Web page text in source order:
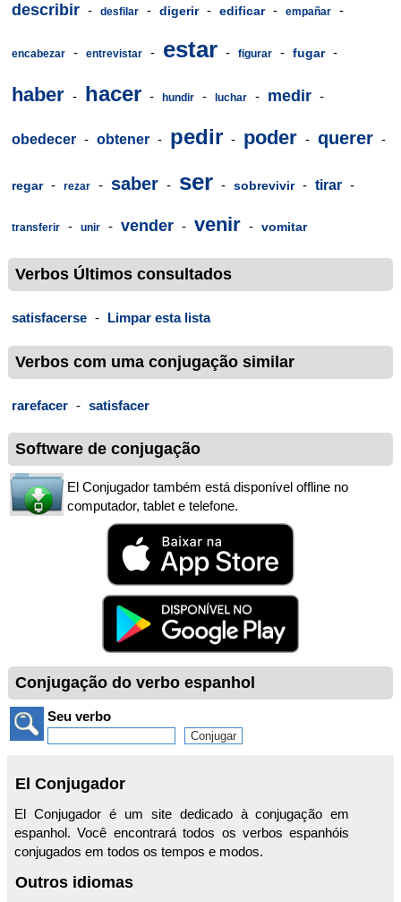
describir - desfilar - digerir - edificar - empañar -
encabezar - entrevistar - estar - figurar - fugar -
haber - hacer - hundir - luchar - medir -
obedecer - obtener - pedir - poder - querer -
regar - rezar - saber - ser - sobrevivir - tirar -
transferir - unir - vender - venir - vomitar
Verbos Últimos consultados
satisfacerse - Limpar esta lista
Verbos com uma conjugação similar
rarefacer - satisfacer
Software de conjugação
El Conjugador também está disponível offline no
computador, tablet e telefone.
Conjugação do verbo espanhol
Seu verbo
El Conjugador
El Conjugador é um site dedicado à conjugação em
espanhol. Você encontrará todos os verbos espanhóis
conjugados em todos os tempos e modos.
Outros idiomas